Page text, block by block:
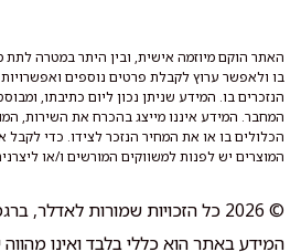
האתר הוקם מיוזמה אישית, ובין היתר במטרה
בו ולאפשר ערוץ לקבלת פרטים נוספים
הנזכרים בו. המידע שניתן נכון ליום כתיבתו,
המחבר. המידע איננו מייצג בהכרח את השירות,
הכלולים בו או את המחיר הנזכר לצידו. כדי לקבל
המוצרים יש לפנות למשווקים המורשים ו/או
© 2026 כל הזכויות שמורות לאדלר, ברגמן, גור ושות'
המידע באתר הוא כללי בלבד ואינו